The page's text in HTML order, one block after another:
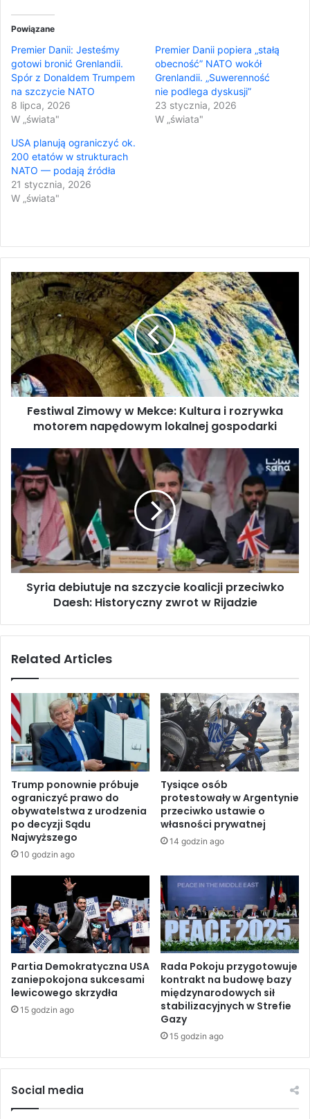
Powiązane
Premier Danii: Jesteśmy
gotowi bronić Grenlandii.
Spór z Donaldem Trumpem
na szczycie NATO
8 lipca, 2026
W „świata"
Premier Danii popiera „stałą
obecność” NATO wokół
Grenlandii. „Suwerenność
nie podlega dyskusji”
23 stycznia, 2026
W „świata"
USA planują ograniczyć ok.
200 etatów w strukturach
NATO — podają źródła
21 stycznia, 2026
W „świata"
F
e
s
t
i
w
a
Z
y
w
M
e
c
e
:
t
r
r
o
z
r
y
w
k
a
m
o
r
m
n
a
p
ę
d
o
w
a
l
Festiwal Zimowy w Mekce: Kultura i rozrywka
motorem napędowym lokalnej gospodarki
y
r
a
e
b
i
n
z
c
z
y
c
e
k
a
l
c
i
p
r
z
e
c
i
w
a
s
h
Syria debiutuje na szczycie koalicji przeciwko
Daesh: Historyczny zwrot w Rijadzie
Related Articles
Trump ponownie próbuje
ograniczyć prawo do
obywatelstwa z urodzenia
po decyzji Sądu
Najwyższego
10 godzin ago
Tysiące osób
protestowały w Argentynie
przeciwko ustawie o
własności prywatnej
14 godzin ago
Partia Demokratyczna USA
zaniepokojona sukcesami
lewicowego skrzydła
15 godzin ago
Rada Pokoju przygotowuje
kontrakt na budowę bazy
międzynarodowych sił
stabilizacyjnych w Strefie
Gazy
15 godzin ago
Social media